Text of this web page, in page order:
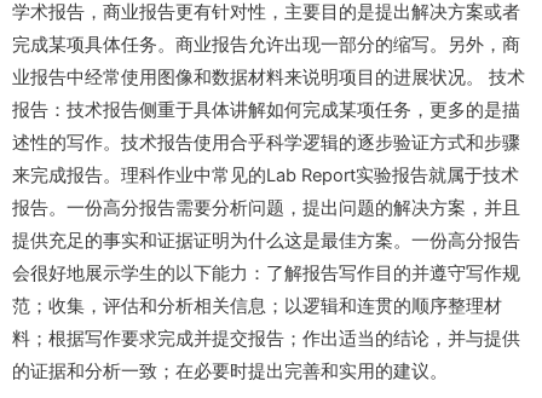
学术报告，商业报告更有针对性，主要目的是提出解决方案或者
完成某项具体任务。商业报告允许出现一部分的缩写。另外，商
业报告中经常使用图像和数据材料来说明项目的进展状况。 技术
报告：技术报告侧重于具体讲解如何完成某项任务，更多的是描
述性的写作。技术报告使用合乎科学逻辑的逐步验证方式和步骤
来完成报告。理科作业中常见的Lab Report实验报告就属于技术
报告。一份高分报告需要分析问题，提出问题的解决方案，并且
提供充足的事实和证据证明为什么这是最佳方案。一份高分报告
会很好地展示学生的以下能力：了解报告写作目的并遵守写作规
范；收集，评估和分析相关信息；以逻辑和连贯的顺序整理材
料；根据写作要求完成并提交报告；作出适当的结论，并与提供
的证据和分析一致；在必要时提出完善和实用的建议。